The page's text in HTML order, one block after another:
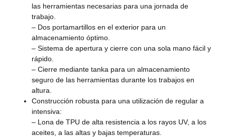
las herramientas necesarias para una jornada de
trabajo.
– Dos portamartillos en el exterior para un
almacenamiento óptimo.
– Sistema de apertura y cierre con una sola mano fácil y
rápido.
– Cierre mediante tanka para un almacenamiento
seguro de las herramientas durante los trabajos en
altura.
Construcción robusta para una utilización de regular a
intensiva:
– Lona de TPU de alta resistencia a los rayos UV, a los
aceites, a las altas y bajas temperaturas.